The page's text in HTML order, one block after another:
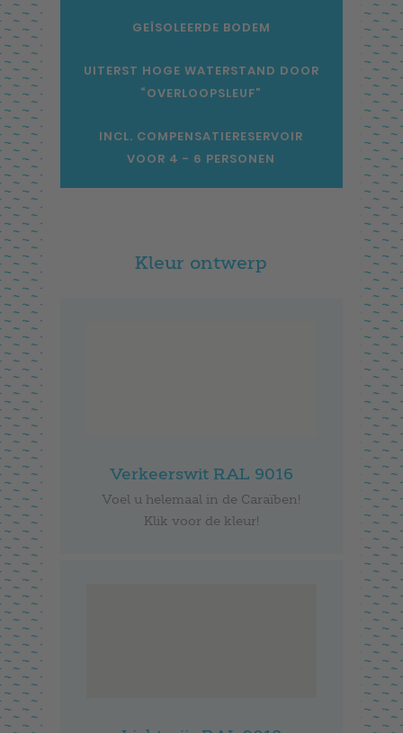
GEÏSOLEERDE BODEM
UITERST HOGE WATERSTAND DOOR
“OVERLOOPSLEUF”
INCL. COMPENSATIERESERVOIR
VOOR 4 - 6 PERSONEN
Kleur ontwerp
Verkeerswit RAL 9016
Voel u helemaal in de Caraïben!
Klik voor de kleur!